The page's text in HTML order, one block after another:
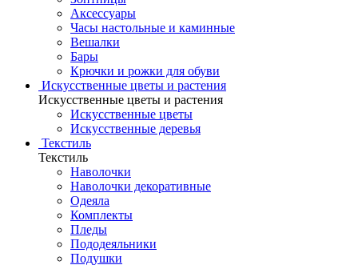
Аксессуары
Часы настольные и каминные
Вешалки
Бары
Крючки и рожки для обуви
Искусственные цветы и растения
Искусственные цветы и растения
Искусственные цветы
Искусcтвенные деревья
Текстиль
Текстиль
Наволочки
Наволочки декоративные
Одеяла
Комплекты
Пледы
Пододеяльники
Подушки